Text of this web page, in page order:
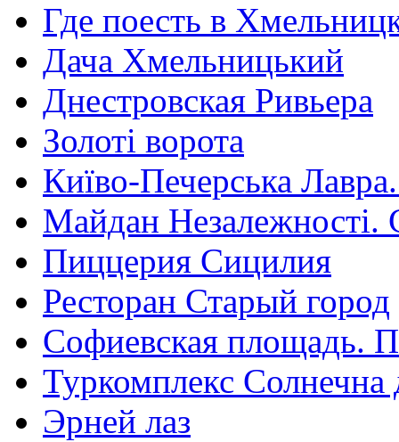
Где поесть в
Дача Хмельницький
Днестровская Ривьера
Золоті ворота
Київо-Печерська
Майдан Незалежності.
Пиццерия Сицилия
Ресторан Старый город
Софиевская площадь.
Туркомплекс Солнечна
Эрней лаз